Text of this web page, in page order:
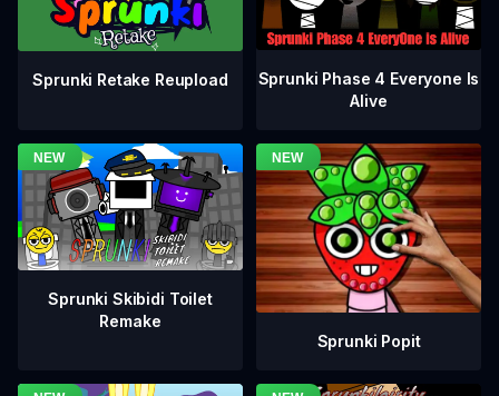
Sprunki Retake Reupload
Sprunki Phase 4 Everyone Is
Alive
Sprunki Skibidi Toilet
Remake
Sprunki Popit